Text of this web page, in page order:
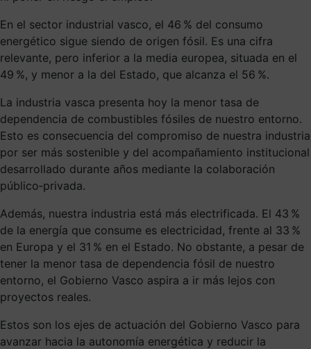
En el sector industrial vasco, el 46 % del consumo
energético sigue siendo de origen fósil. Es una cifra
relevante, pero inferior a la media europea, situada en el
49 %, y menor a la del Estado, que alcanza el 56 %.
La industria vasca presenta hoy la menor tasa de
dependencia de combustibles fósiles de nuestro entorno.
Esto es consecuencia del compromiso de nuestra industria
por ser más sostenible y del acompañamiento institucional
desarrollado durante años mediante la colaboración
público‑privada.
Además, nuestra industria está más electrificada. El 43 %
de la energía que consume es electricidad, frente al 33 %
en Europa y el 31 % en el Estado. No obstante, a pesar de
tener la menor tasa de dependencia fósil de nuestro
entorno, el Gobierno Vasco aspira a ir más lejos con
proyectos reales.
Estos son los ejes de actuación del Gobierno Vasco para
avanzar hacia la autonomía energética y reducir la